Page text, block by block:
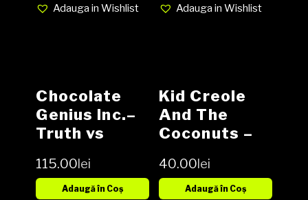
(SH)Adauga in Wishlist Adauga in Wishlist
Chocolate
Genius Inc.‎–
Truth vs
1LP
115.00lei
Adaugă în Coș
Kid Creole
And The
Coconuts ‎–
Gangsters
Vinyl, LP,
40.00lei
Adaugă în Coș